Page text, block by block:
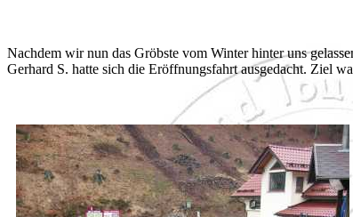
Nachdem wir nun das Gröbste vom Winter hinter uns
Gerhard S. hatte sich die Eröffnungsfahrt ausgedacht. Ziel